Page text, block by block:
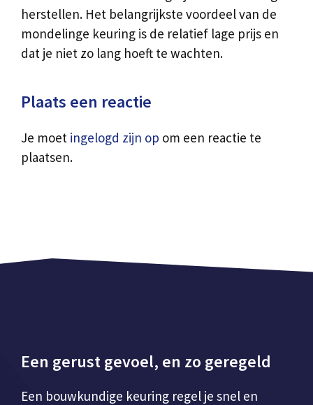
herstellen. Het belangrijkste voordeel van de
mondelinge keuring is de relatief lage prijs en
dat je niet zo lang hoeft te wachten.
Plaats een reactie
Je moet ingelogd zijn op om een reactie te
plaatsen.
Een gerust gevoel, en zo geregeld
Een bouwkundige keuring regel je snel en